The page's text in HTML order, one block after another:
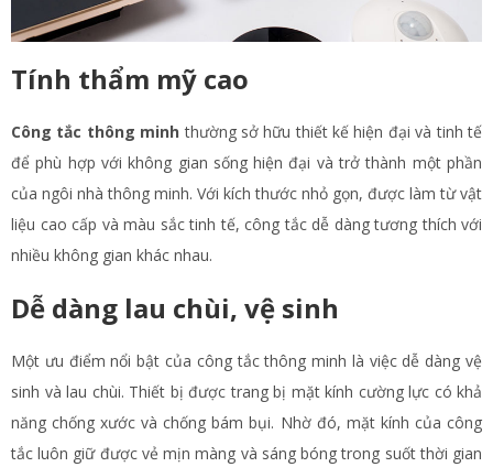
Tính thẩm mỹ cao
Công tắc thông minh thường sở hữu thiết kế hiện đại và tinh tế
để phù hợp với không gian sống hiện đại và trở thành một phần
của ngôi nhà thông minh. Với kích thước nhỏ gọn, được làm từ vật
liệu cao cấp và màu sắc tinh tế, công tắc dễ dàng tương thích với
nhiều không gian khác nhau.
Dễ dàng lau chùi, vệ sinh
Một ưu điểm nổi bật của công tắc thông minh là việc dễ dàng vệ
sinh và lau chùi. Thiết bị được trang bị mặt kính cường lực có khả
năng chống xước và chống bám bụi. Nhờ đó, mặt kính của công
tắc luôn giữ được vẻ mịn màng và sáng bóng trong suốt thời gian